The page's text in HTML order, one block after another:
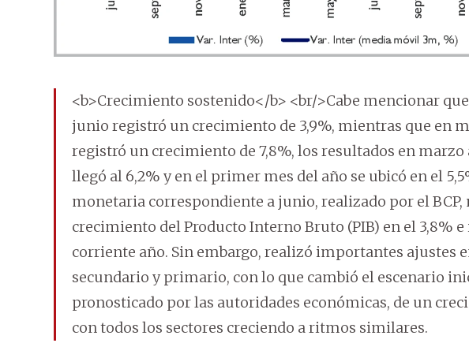
<b>Crecimiento sostenido</b> <br/>Cabe mencionar
junio registró un crecimiento de 3,9%, mientras que en
registró un crecimiento de 7,8%, los resultados en marzo
llegó al 6,2% y en el primer mes del año se ubicó en el
monetaria correspondiente a junio, realizado por el
crecimiento del Producto Interno Bruto (PIB) en el 3,8%
corriente año. Sin embargo, realizó importantes ajustes
secundario y primario, con lo que cambió el escenario
pronosticado por las autoridades económicas, de un
con todos los sectores creciendo a ritmos similares.